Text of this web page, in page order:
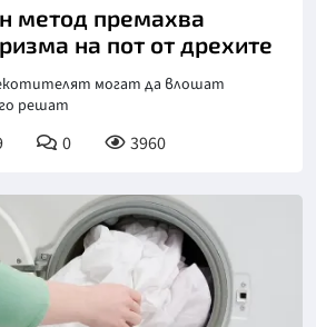
метод премахва
на пот от дрехите
могат да влошат
решат
0 3960